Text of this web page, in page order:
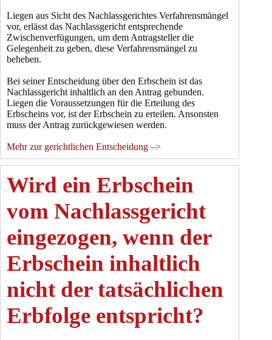
Liegen aus Sicht des Nachlassgerichtes Verfahrensmängel
vor, erlässt das Nachlassgericht entsprechende
Zwischenverfügungen, um dem Antragsteller die
Gelegenheit zu geben, diese Verfahrensmängel zu
beheben.
Bei seiner Entscheidung über den Erbschein ist das
Nachlassgericht inhaltlich an den Antrag gebunden.
Liegen die Voraussetzungen für die Erteilung des
Erbscheins vor, ist der Erbschein zu erteilen. Ansonsten
muss der Antrag zurückgewiesen werden.
Mehr zur gerichtlichen Entscheidung –>
Wird ein Erbschein
vom Nachlassgericht
eingezogen, wenn der
Erbschein inhaltlich
nicht der tatsächlichen
Erbfolge entspricht?